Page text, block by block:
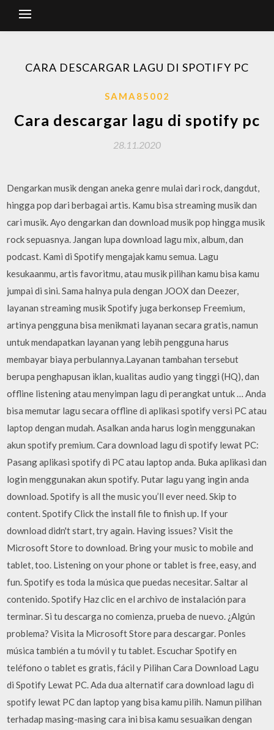
CARA DESCARGAR LAGU DI SPOTIFY PC
SAMA85002
Cara descargar lagu di spotify pc
28.11.2020
Dengarkan musik dengan aneka genre mulai dari rock, dangdut,
hingga pop dari berbagai artis. Kamu bisa streaming musik dan
cari musik. Ayo dengarkan dan download musik pop hingga musik
rock sepuasnya. Jangan lupa download lagu mix, album, dan
podcast. Kami di Spotify mengajak kamu semua. Lagu
kesukaanmu, artis favoritmu, atau musik pilihan kamu bisa kamu
jumpai di sini. Sama halnya pula dengan JOOX dan Deezer,
layanan streaming musik Spotify juga berkonsep Freemium,
artinya pengguna bisa menikmati layanan secara gratis, namun
untuk mendapatkan layanan yang lebih pengguna harus
membayar biaya perbulannya.Layanan tambahan tersebut
berupa penghapusan iklan, kualitas audio yang tinggi (HQ), dan
offline listening atau menyimpan lagu di perangkat untuk … Anda
bisa memutar lagu secara offline di aplikasi spotify versi PC atau
laptop dengan mudah. Asalkan anda harus login menggunakan
akun spotify premium. Cara download lagu di spotify lewat PC:
Pasang aplikasi spotify di PC atau laptop anda. Buka aplikasi dan
login menggunakan akun spotify. Putar lagu yang ingin anda
download. Spotify is all the music you’ll ever need. Skip to
content. Spotify Click the install file to finish up. If your
download didn't start, try again. Having issues? Visit the
Microsoft Store to download. Bring your music to mobile and
tablet, too. Listening on your phone or tablet is free, easy, and
fun. Spotify es toda la música que puedas necesitar. Saltar al
contenido. Spotify Haz clic en el archivo de instalación para
terminar. Si tu descarga no comienza, prueba de nuevo. ¿Algún
problema? Visita la Microsoft Store para descargar. Ponles
música también a tu móvil y tu tablet. Escuchar Spotify en
teléfono o tablet es gratis, fácil y Pilihan Cara Download Lagu
di Spotify Lewat PC. Ada dua alternatif cara download lagu di
spotify lewat PC dan laptop yang bisa kamu pilih. Namun pilihan
terhadap masing-masing cara ini bisa kamu sesuaikan dengan